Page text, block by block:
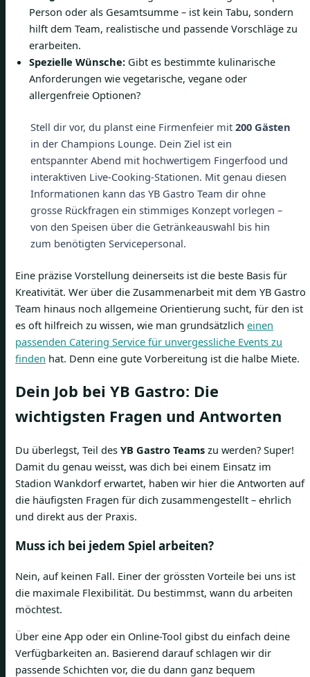
Person oder als Gesamtsumme – ist kein Tabu, sondern
hilft dem Team, realistische und passende Vorschläge zu
erarbeiten.
Spezielle Wünsche: Gibt es bestimmte kulinarische
Anforderungen wie vegetarische, vegane oder
allergenfreie Optionen?
Stell dir vor, du planst eine Firmenfeier mit 200 Gästen
in der Champions Lounge. Dein Ziel ist ein
entspannter Abend mit hochwertigem Fingerfood und
interaktiven Live-Cooking-Stationen. Mit genau diesen
Informationen kann das YB Gastro Team dir ohne
grosse Rückfragen ein stimmiges Konzept vorlegen –
von den Speisen über die Getränkeauswahl bis hin
zum benötigten Servicepersonal.
Eine präzise Vorstellung deinerseits ist die beste Basis für
Kreativität. Wer über die Zusammenarbeit mit dem YB Gastro
Team hinaus noch allgemeine Orientierung sucht, für den ist
es oft hilfreich zu wissen, wie man grundsätzlich einen
passenden Catering Service für unvergessliche Events zu
finden hat. Denn eine gute Vorbereitung ist die halbe Miete.
Dein Job bei YB Gastro: Die
wichtigsten Fragen und Antworten
Du überlegst, Teil des YB Gastro Teams zu werden? Super!
Damit du genau weisst, was dich bei einem Einsatz im
Stadion Wankdorf erwartet, haben wir hier die Antworten auf
die häufigsten Fragen für dich zusammengestellt – ehrlich
und direkt aus der Praxis.
Muss ich bei jedem Spiel arbeiten?
Nein, auf keinen Fall. Einer der grössten Vorteile bei uns ist
die maximale Flexibilität. Du bestimmst, wann du arbeiten
möchtest.
Über eine App oder ein Online-Tool gibst du einfach deine
Verfügbarkeiten an. Basierend darauf schlagen wir dir
passende Schichten vor, die du dann ganz bequem